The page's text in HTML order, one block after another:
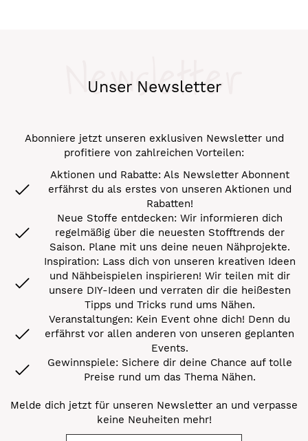
Unser Newsletter
Newsletter
Abonniere jetzt unseren exklusiven Newsletter und
profitiere von zahlreichen Vorteilen:
Aktionen und Rabatte: Als Newsletter Abonnent
erfährst du als erstes von unseren Aktionen und
Rabatten!
Neue Stoffe entdecken: Wir informieren dich
regelmäßig über die neuesten Stofftrends der
Saison. Plane mit uns deine neuen Nähprojekte.
Inspiration: Lass dich von unseren kreativen Ideen
und Nähbeispielen inspirieren! Wir teilen mit dir
unsere DIY-Ideen und verraten dir die heißesten
Tipps und Tricks rund ums Nähen.
Veranstaltungen: Kein Event ohne dich! Denn du
erfährst vor allen anderen von unseren geplanten
Events.
Gewinnspiele: Sichere dir deine Chance auf tolle
Preise rund um das Thema Nähen.
Melde dich jetzt für unseren Newsletter an und verpasse
keine Neuheiten mehr!